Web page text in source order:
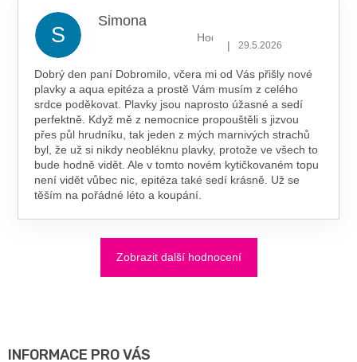
S
Simona
Hodnocení obchodu je 5 z 5
| 29.5.2026
Dobrý den paní Dobromilo, včera mi od Vás přišly nové
plavky a aqua epitéza a prostě Vám musím z celého
srdce poděkovat. Plavky jsou naprosto úžasné a sedí
perfektně. Když mě z nemocnice propouštěli s jizvou
přes půl hrudníku, tak jeden z mých marnivých strachů
byl, že už si nikdy neobléknu plavky, protože ve všech to
bude hodně vidět. Ale v tomto novém kytičkovaném topu
není vidět vůbec nic, epitéza také sedí krásně. Už se
těším na pořádné léto a koupání.
Zobrazit další hodnocení
INFORMACE PRO VÁS